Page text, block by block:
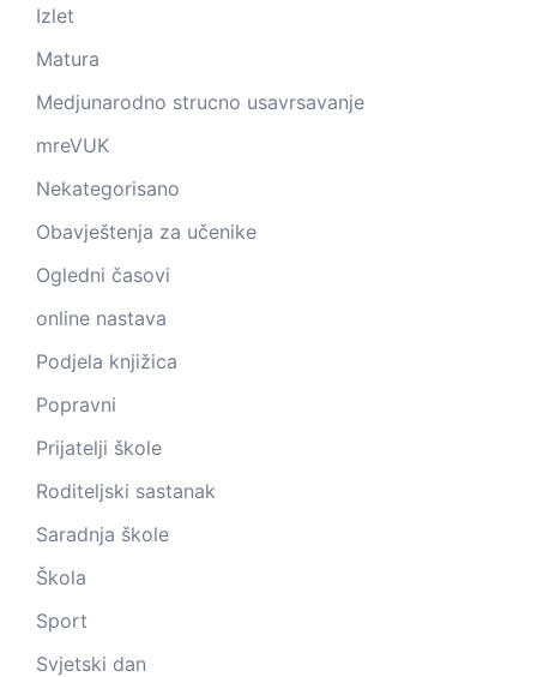
Izlet
Matura
Medjunarodno strucno usavrsavanje
mreVUK
Nekategorisano
Obavještenja za učenike
Ogledni časovi
online nastava
Podjela knjižica
Popravni
Prijatelji škole
Roditeljski sastanak
Saradnja škole
Škola
Sport
Svjetski dan